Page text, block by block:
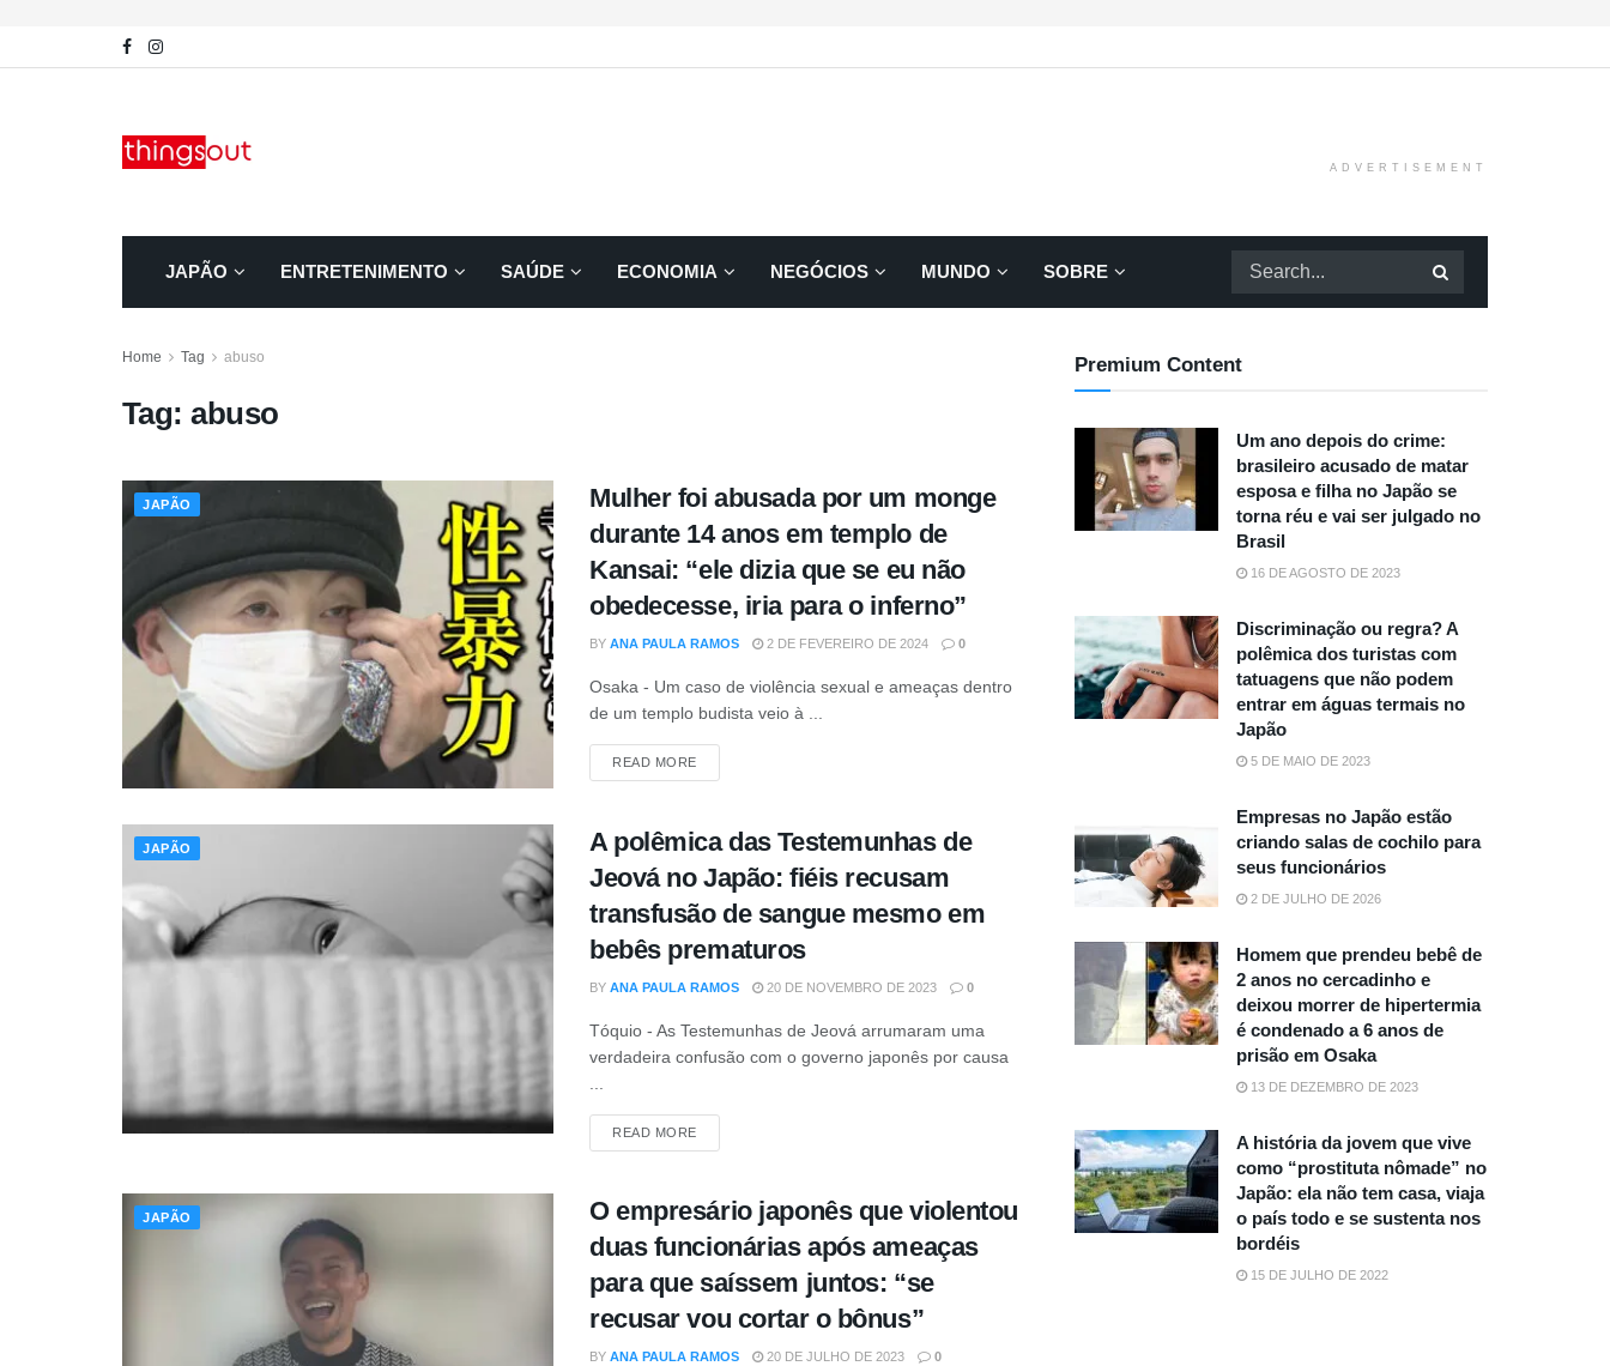
ADVERTISEMENT
JAPÃO ENTRETENIMENTO SAÚDE ECONOMIA NEGÓCIOS MUNDO SOBRE
Home Tag abuso
Tag:abuso
JAPÃO
Mulher foi abusada por um monge
durante 14 anos em templo de
Kansai: “ele dizia que se eu não
obedecesse, iria para o inferno”
BY ANA PAULA RAMOS 2 DE FEVEREIRO DE 2024 0
Osaka - Um caso de violência sexual e ameaças dentro
de um templo budista veio à ...
READ MOREDETAILS
JAPÃO
A polêmica das Testemunhas de
Jeová no Japão: fiéis recusam
transfusão de sangue mesmo em
bebês prematuros
BY ANA PAULA RAMOS 20 DE NOVEMBRO DE 2023 0
Tóquio - As Testemunhas de Jeová arrumaram uma
verdadeira confusão com o governo japonês por causa
...
READ MOREDETAILS
JAPÃO
O empresário japonês que violentou
duas funcionárias após ameaças
para que saíssem juntos: “se
recusar vou cortar o bônus”
BY ANA PAULA RAMOS 20 DE JULHO DE 2023 0
Premium Content
Um ano depois do crime:
brasileiro acusado de matar
esposa e filha no Japão se
torna réu e vai ser julgado no
Brasil
16 DE AGOSTO DE 2023
Discriminação ou regra? A
polêmica dos turistas com
tatuagens que não podem
entrar em águas termais no
Japão
5 DE MAIO DE 2023
Empresas no Japão estão
criando salas de cochilo para
seus funcionários
2 DE JULHO DE 2026
Homem que prendeu bebê de
2 anos no cercadinho e
deixou morrer de hipertermia
é condenado a 6 anos de
prisão em Osaka
13 DE DEZEMBRO DE 2023
A história da jovem que vive
como “prostituta nômade” no
Japão: ela não tem casa, viaja
o país todo e se sustenta nos
bordéis
15 DE JULHO DE 2022